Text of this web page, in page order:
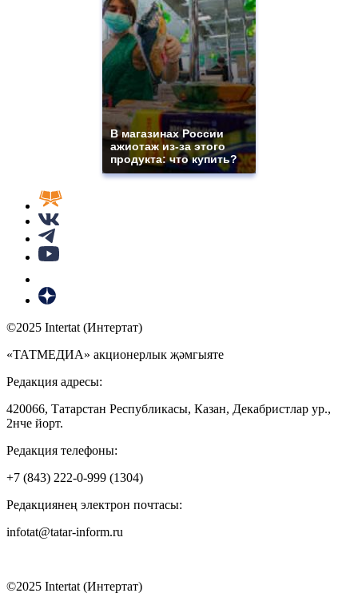
В магазинах России
ажиотаж из-за этого
продукта: что купить?
©2025 Intertat (Интертат)
«ТАТМЕДИА» акционерлык җәмгыяте
Редакция адресы:
420066, Татарстан Республикасы, Казан, Декабристлар ур.,
2нче йорт.
Редакция телефоны:
+7 (843) 222-0-999 (1304)
Редакциянең электрон почтасы:
infotat@tatar-inform.ru
©2025 Intertat (Интертат)